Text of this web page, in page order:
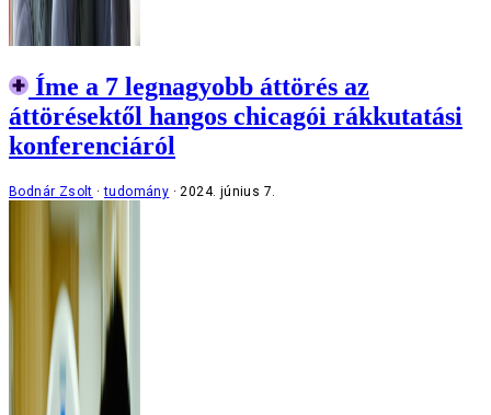
Íme a 7 legnagyobb áttörés az
áttörésektől hangos chicagói rákkutatási
konferenciáról
Bodnár Zsolt tudomány 2024. június 7.